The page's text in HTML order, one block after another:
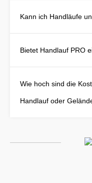
Kann ich Handläufe
Bietet Handlauf PRO
Wie hoch sind die
Handlauf oder